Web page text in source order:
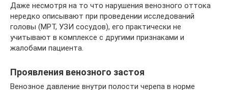
Даже несмотря на то что нарушения венозного оттока
нередко описывают при проведении исследований
головы (МРТ, УЗИ сосудов), его практически не
учитывают в комплексе с другими признаками и
жалобами пациента.
Проявления венозного застоя
Венозное давление внутри полости черепа в норме